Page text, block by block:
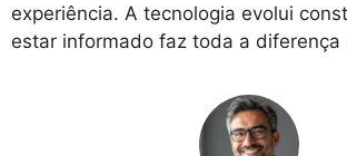
experiência. A tecnologia evolui
estar informado faz toda a diferença